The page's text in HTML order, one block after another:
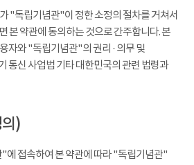
"독립기념관"이 정한 소정의 절차를 거쳐서
본 약관에 동의하는 것으로 간주합니다. 본
자와 "독립기념관"의 권리 · 의무 및
통신 사업법 기타 대한민국의 관련 법령과
)
접속하여 본 약관에 따라 "독립기념관"